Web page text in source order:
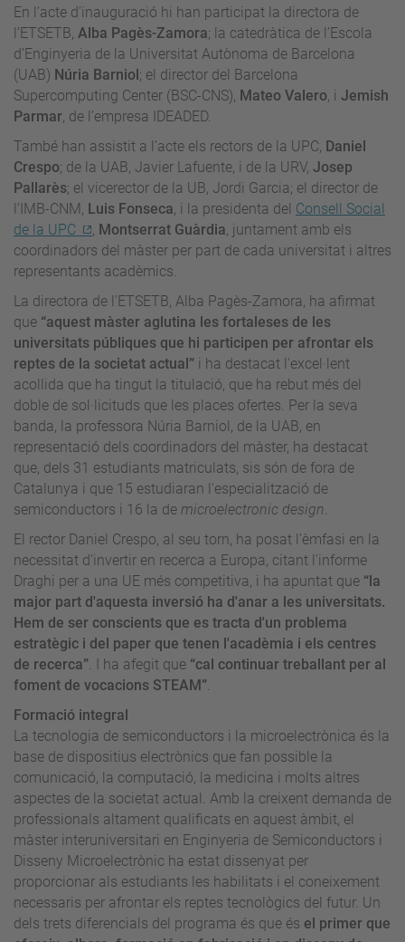
En l’acte d’inauguració hi han participat la directora de
l’ETSETB, Alba Pagès-Zamora; la catedràtica de l’Escola
d’Enginyeria de la Universitat Autònoma de Barcelona
(UAB) Núria Barniol; el director del Barcelona
Supercomputing Center (BSC-CNS), Mateo Valero, i Jemish
Parmar, de l’empresa IDEADED.
També han assistit a l’acte els rectors de la UPC, Daniel
Crespo; de la UAB, Javier Lafuente, i de la URV, Josep
Pallarès; el vicerector de la UB, Jordi Garcia; el director de
l‘IMB-CNM, Luis Fonseca, i la presidenta del Consell Social
de la UPC
, Montserrat Guàrdia, juntament amb els
coordinadors del màster per part de cada universitat i altres
representants acadèmics.
La directora de l'ETSETB, Alba Pagès-Zamora, ha afirmat
que “aquest màster aglutina les fortaleses de les
universitats públiques que hi participen per afrontar els
reptes de la societat actual” i ha destacat l'excel·lent
acollida que ha tingut la titulació, que ha rebut més del
doble de sol·licituds que les places ofertes. Per la seva
banda, la professora Núria Barniol, de la UAB, en
representació dels coordinadors del màster, ha destacat
que, dels 31 estudiants matriculats, sis són de fora de
Catalunya i que 15 estudiaran l'especialització de
semiconductors i 16 la de microelectronic design.
El rector Daniel Crespo, al seu torn, ha posat l'èmfasi en la
necessitat d'invertir en recerca a Europa, citant l'informe
Draghi per a una UE més competitiva, i ha apuntat que “la
major part d'aquesta inversió ha d'anar a les universitats.
Hem de ser conscients que es tracta d'un problema
estratègic i del paper que tenen l'acadèmia i els centres
de recerca”. I ha afegit que “cal continuar treballant per al
foment de vocacions STEAM”.
Formació integral
La tecnologia de semiconductors i la microelectrònica és la
base de dispositius electrònics que fan possible la
comunicació, la computació, la medicina i molts altres
aspectes de la societat actual. Amb la creixent demanda de
professionals altament qualificats en aquest àmbit, el
màster interuniversitari en Enginyeria de Semiconductors i
Disseny Microelectrònic ha estat dissenyat per
proporcionar als estudiants les habilitats i el coneixement
necessaris per afrontar els reptes tecnològics del futur. Un
dels trets diferencials del programa és que és el primer que